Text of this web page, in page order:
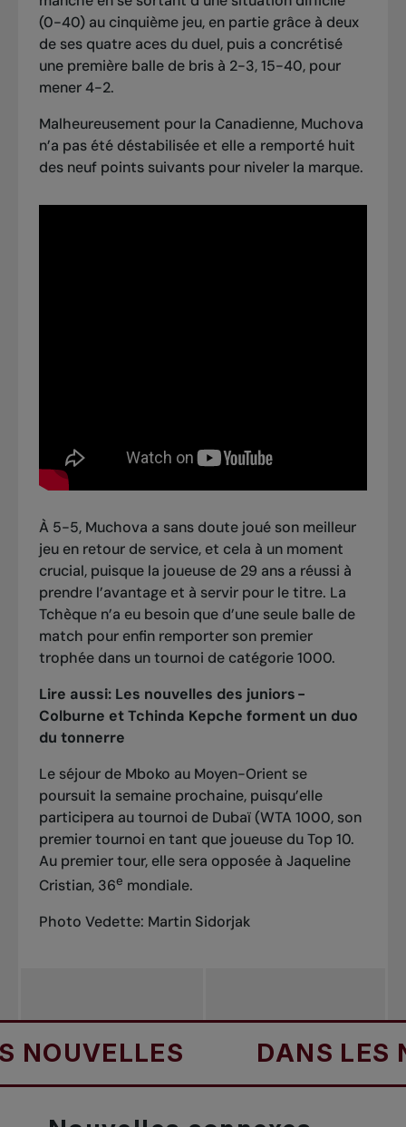
(0-40) au cinquième jeu, en partie grâce à deux
de ses quatre aces du duel, puis a concrétisé
une première balle de bris à 2-3, 15-40, pour
mener 4-2.
Malheureusement pour la Canadienne, Muchova
n’a pas été déstabilisée et elle a remporté huit
des neuf points suivants pour niveler la marque.
À 5-5, Muchova a sans doute joué son meilleur
jeu en retour de service, et cela à un moment
crucial, puisque la joueuse de 29 ans a réussi à
prendre l’avantage et à servir pour le titre. La
Tchèque n’a eu besoin que d’une seule balle de
match pour enfin remporter son premier
trophée dans un tournoi de catégorie 1000.
Lire aussi: Les nouvelles des juniors -
Colburne et Tchinda Kepche forment un duo
du tonnerre
Le séjour de Mboko au Moyen-Orient se
poursuit la semaine prochaine, puisqu’elle
participera au tournoi de Dubaï (WTA 1000, son
premier tournoi en tant que joueuse du Top 10.
Au premier tour, elle sera opposée à Jaqueline
Cristian, 36e mondiale.
Photo Vedette: Martin Sidorjak
DANS LES